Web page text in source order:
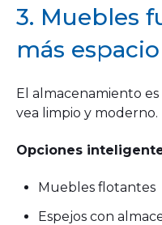
3. Muebles
más
El almacenamiento
vea limpio y moderno.
Opciones
Muebles flotantes
Espejos con